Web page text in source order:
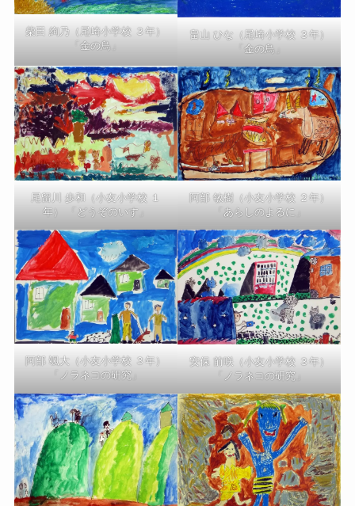
柴田 絢乃（尾崎小学校 ３年）
「金の鳥」
畠山 ひな（尾崎小学校 ３年）
「金の鳥」
尾留川 歩和（小友小学校 １
年） 「どうぞのいす」
阿部 敏樹（小友小学校 ２年）
「あらしのよるに」
阿部 颯大（小友小学校 ３年）
「ノラネコの研究」
安保 前咲（小友小学校 ３年）
「ノラネコの研究」